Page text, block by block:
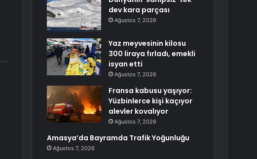
dev kara parçası
Ağustos 7, 2026
Yaz meyvesinin kilosu
300 liraya fırladı, emekli
isyan etti
Ağustos 7, 2026
Fransa kabusu yaşıyor:
Yüzbinlerce kişi kaçıyor
alevler kovalıyor
Ağustos 7, 2026
Amasya’da Bayramda Trafik Yoğunluğu
Ağustos 7, 2026